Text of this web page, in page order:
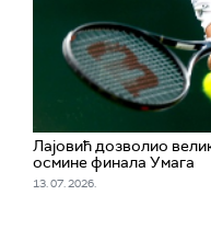
Лајовић дозволио
осмине финала Умага
13. 07. 2026.